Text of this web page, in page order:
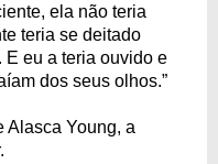
ela não teria
teria se deitado
E eu a teria ouvido e
dos seus olhos.”
Alasca Young, a